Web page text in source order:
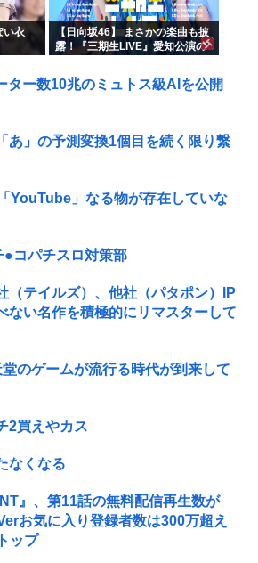
い衣
【日向坂46】 まさかの楽曲も披
露！『三期生LIVE』愛知公演の
ター数10兆のミュトス級AIを公開
あ」の予測変換1個目を続く限り繋
YouTube」なる物が存在していな
コパチスロ対策部
（テイルズ）、他社（パタポン）IP
ない名作を積極的にリマスターして
のゲームが流行る時代が到来して
2買えやカス
なくなる
』、第11話の無料配信再生数が
お気に入り登録者数は300万超え
ップ